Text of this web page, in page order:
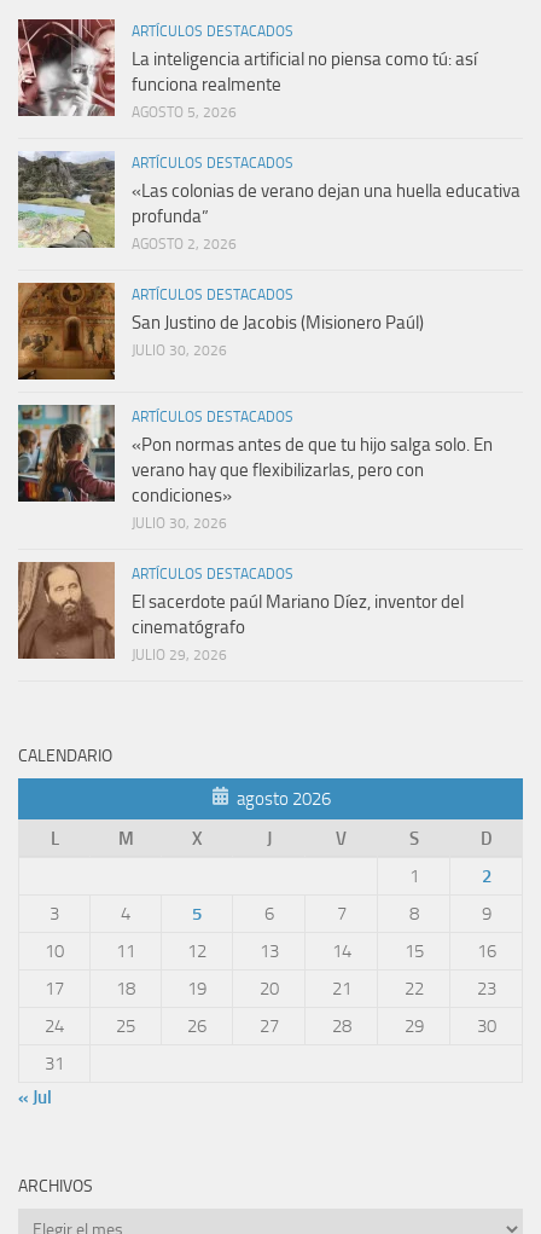
ARTÍCULOS DESTACADOS
La inteligencia artificial no piensa como tú: así
funciona realmente
AGOSTO 5, 2026
ARTÍCULOS DESTACADOS
«Las colonias de verano dejan una huella educativa
profunda”
AGOSTO 2, 2026
ARTÍCULOS DESTACADOS
San Justino de Jacobis (Misionero Paúl)
JULIO 30, 2026
ARTÍCULOS DESTACADOS
«Pon normas antes de que tu hijo salga solo. En
verano hay que flexibilizarlas, pero con
condiciones»
JULIO 30, 2026
ARTÍCULOS DESTACADOS
El sacerdote paúl Mariano Díez, inventor del
cinematógrafo
JULIO 29, 2026
CALENDARIO
agosto 2026
L
M X J V S
D
1
2
3
4 5 6 7 8
9
10
11 12 13 14 15
16
17
18 19 20 21 22
23
24
25 26 27 28 29
30
31
« Jul
ARCHIVOS
Archivos